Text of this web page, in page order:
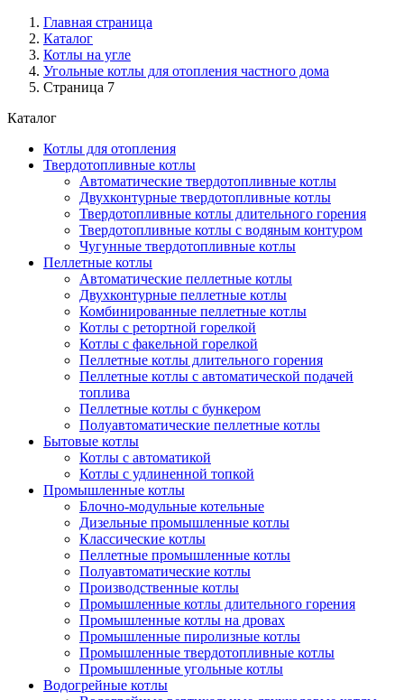
Главная страница
Каталог
Котлы на угле
Угольные котлы для отопления частного дома
Страница 7
Каталог
Котлы для отопления
Твердотопливные котлы
Автоматические твердотопливные котлы
Двухконтурные твердотопливные котлы
Твердотопливные котлы длительного горения
Твердотопливные котлы с водяным контуром
Чугунные твердотопливные котлы
Пеллетные котлы
Автоматические пеллетные котлы
Двухконтурные пеллетные котлы
Комбинированные пеллетные котлы
Котлы с ретортной горелкой
Котлы с факельной горелкой
Пеллетные котлы длительного горения
Пеллетные котлы с автоматической подачей
топлива
Пеллетные котлы с бункером
Полуавтоматические пеллетные котлы
Бытовые котлы
Котлы с автоматикой
Котлы с удлиненной топкой
Промышленные котлы
Блочно-модульные котельные
Дизельные промышленные котлы
Классические котлы
Пеллетные промышленные котлы
Полуавтоматические котлы
Производственные котлы
Промышленные котлы длительного горения
Промышленные котлы на дровах
Промышленные пиролизные котлы
Промышленные твердотопливные котлы
Промышленные угольные котлы
Водогрейные котлы